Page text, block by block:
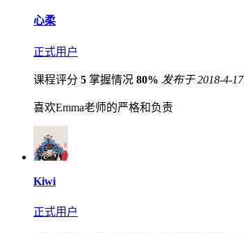
心柔
正式用户
课程评分 5 掌握情况 80% 发布于 2018-4-17
喜欢Emma老师的严格和负责
Kiwi
正式用户